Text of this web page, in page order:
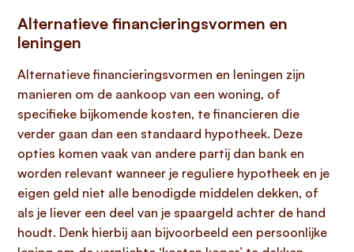
Alternatieve financieringsvormen en
leningen
Alternatieve financieringsvormen en leningen zijn
manieren om de aankoop van een woning, of
specifieke bijkomende kosten, te financieren die
verder gaan dan een standaard hypotheek. Deze
opties komen vaak van andere partij dan bank en
worden relevant wanneer je reguliere hypotheek en je
eigen geld niet alle benodigde middelen dekken, of
als je liever een deel van je spaargeld achter de hand
houdt. Denk hierbij aan bijvoorbeeld een persoonlijke